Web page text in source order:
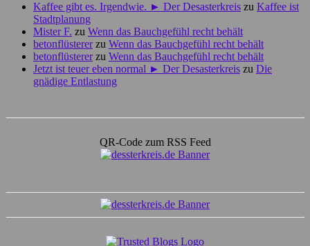
Kaffee gibt es. Irgendwie. ► Der Desasterkreis zu Kaffee ist
Stadtplanung
Mister F. zu Wenn das Bauchgefühl recht behält
betonflüstererzu Wenn das Bauchgefühl recht behält
betonflüstererzu Wenn das Bauchgefühl recht behält
Jetzt ist teuer eben normal ► Der Desasterkreis zu Die
gnädige Entlastung
QR-Code zum RSS Feed